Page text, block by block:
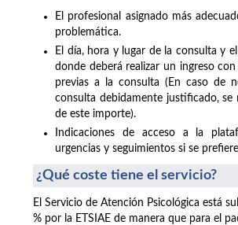
El profesional asignado más
problemática.
El día, hora y lugar de la consulta y
donde deberá realizar un ingreso
previas a la consulta (En caso de
consulta debidamente justificado, se
de este importe).
Indicaciones de acceso a la
urgencias y seguimientos si se
¿Qué coste tiene el servicio?
El Servicio de Atención Psicológica está
% por la ETSIAE de manera que para el